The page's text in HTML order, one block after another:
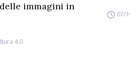
immagini in
4.0
07/